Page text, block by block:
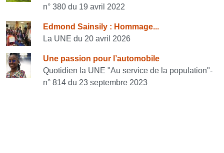
n° 380 du 19 avril 2022
Edmond Sainsily : Hommage...
La UNE du 20 avril 2026
Une passion pour l’automobile
Quotidien la UNE "Au service de la population"-
n° 814 du 23 septembre 2023